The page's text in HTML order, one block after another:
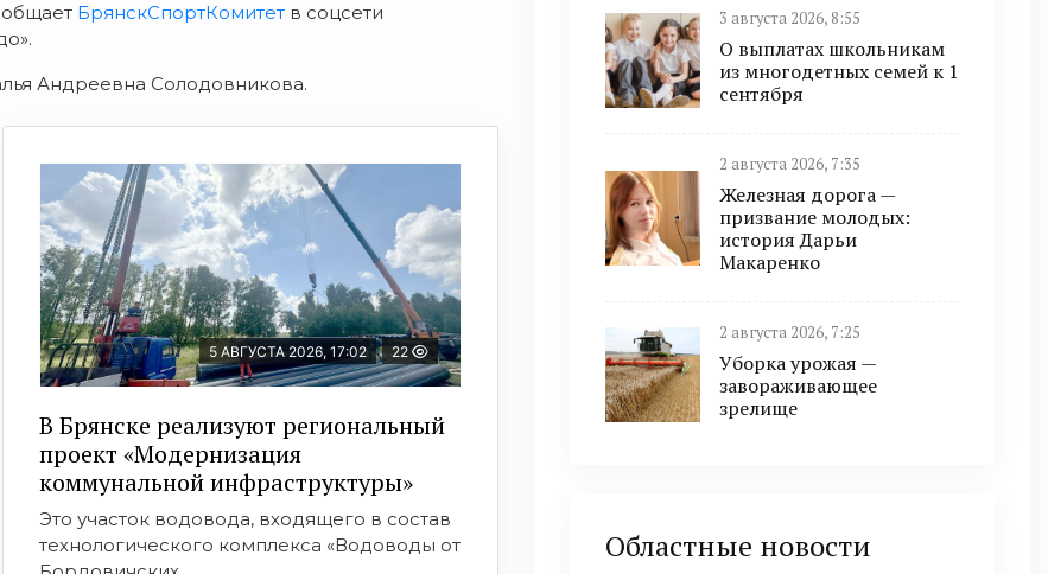
БрянскСпортКомитет в соцсети
Андреевна Солодовникова.
5 АВГУСТА 2026, 17:02 22
В Брянске реализуют региональный
проект «Модернизация
коммунальной инфраструктуры»
Это участок водовода, входящего в состав
технологического комплекса «Водоводы от
3 августа 2026, 8:55
О выплатах школьникам
из многодетных семей к 1
сентября
2 августа 2026, 7:35
Железная дорога —
призвание молодых:
история Дарьи
Макаренко
2 августа 2026, 7:25
Уборка урожая —
завораживающее
зрелище
Областные новости